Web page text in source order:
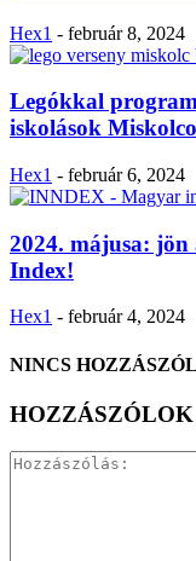
Hex1 - február 8, 2024
Legókkal
iskolások
Hex1 - február 6, 2024
2024. májusa:
Index!
Hex1 - február 4, 2024
NINCS